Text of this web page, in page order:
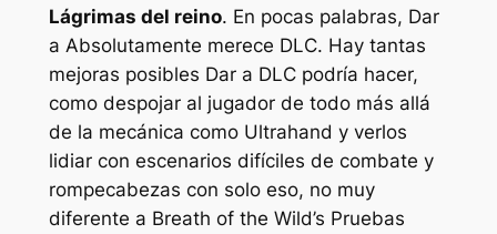
Lágrimas del reino. En pocas palabras, Dar
a Absolutamente merece DLC. Hay tantas
mejoras posibles Dar a DLC podría hacer,
como despojar al jugador de todo más allá
de la mecánica como Ultrahand y verlos
lidiar con escenarios difíciles de combate y
rompecabezas con solo eso, no muy
diferente a Breath of the Wild’s Pruebas